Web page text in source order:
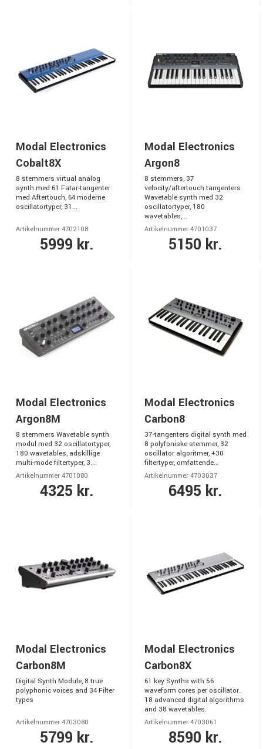
Modal Electronics
Cobalt8X
8 stemmers virtual analog
synth med 61 Fatar-tangenter
med Aftertouch, 64 moderne
oscillatortyper, 31...
Artikelnummer 4702108
5999 kr.
Modal Electronics
Argon8
8 stemmers, 37
velocity/aftertouch tangenters
Wavetable synth med 32
oscillatortyper, 180
wavetables,...
Artikelnummer 4701037
5150 kr.
Modal Electronics
Argon8M
8 stemmers Wavetable synth
modul med 32 oscillatortyper,
180 wavetables, adskillige
multi-mode filtertyper, 3...
Artikelnummer 4701080
4325 kr.
Modal Electronics
Carbon8
37-tangenters digital synth med
8 polyfoniske stemmer, 32
oscillator algoritmer, +30
filtertyper, omfattende...
Artikelnummer 4703037
6495 kr.
Modal Electronics
Carbon8M
Digital Synth Module, 8 true
polyphonic voices and 34 Filter
types
Artikelnummer 4703080
5799 kr.
Modal Electronics
Carbon8X
61 key Synths with 56
waveform cores per oscillator.
18 advanced digital algorithms
and 38 wavetables.
Artikelnummer 4703061
8590 kr.